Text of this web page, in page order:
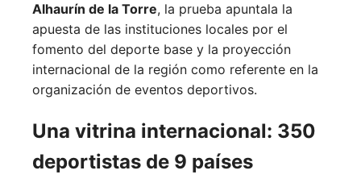
Alhaurín de la Torre, la prueba apuntala la
apuesta de las instituciones locales por el
fomento del deporte base y la proyección
internacional de la región como referente en la
organización de eventos deportivos.
Una vitrina internacional: 350
deportistas de 9 países